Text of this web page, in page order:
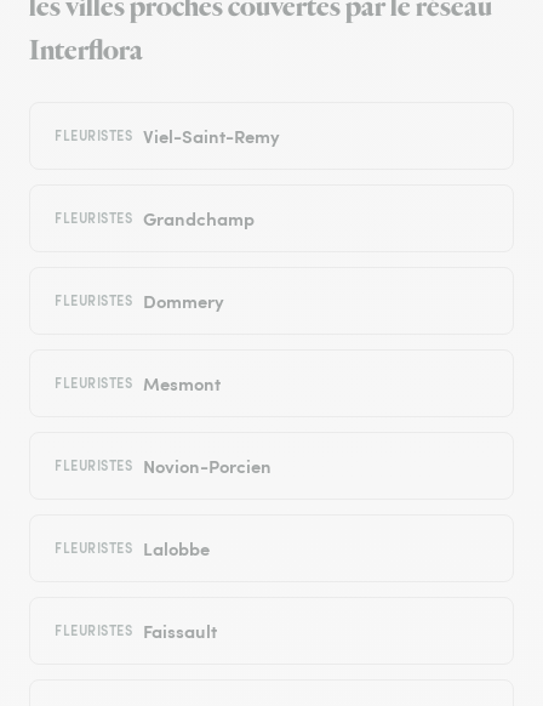
Interflora
FLEURISTES Viel-Saint-Remy
FLEURISTES Grandchamp
FLEURISTES Dommery
FLEURISTES Mesmont
FLEURISTES Novion-Porcien
FLEURISTES Lalobbe
FLEURISTES Faissault